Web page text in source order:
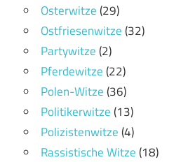
Osterwitze(29)
Ostfriesenwitze(32)
Partywitze(2)
Pferdewitze(22)
Polen-Witze(36)
Politikerwitze(13)
Polizistenwitze(4)
Rassistische Witze(18)